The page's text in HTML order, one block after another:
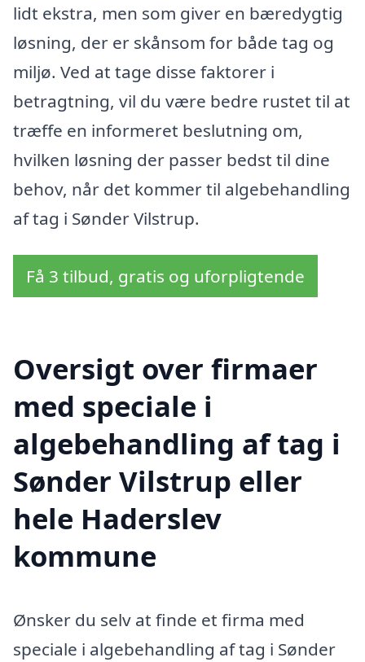
lidt ekstra, men som giver en bæredygtig
løsning, der er skånsom for både tag og
miljø. Ved at tage disse faktorer i
betragtning, vil du være bedre rustet til at
træffe en informeret beslutning om,
hvilken løsning der passer bedst til dine
behov, når det kommer til algebehandling
af tag i Sønder Vilstrup.
Få 3 tilbud, gratis og uforpligtende
Oversigt over firmaer
med speciale i
algebehandling af tag i
Sønder Vilstrup eller
hele Haderslev
kommune
Ønsker du selv at finde et firma med
speciale i algebehandling af tag i Sønder